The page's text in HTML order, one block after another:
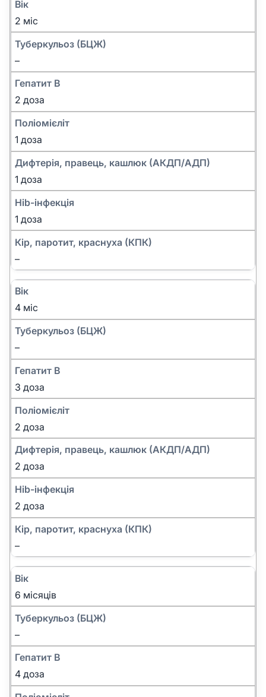
Вік
2 міс
Туберкульоз (БЦЖ)
–
Гепатит B
2 доза
Поліомієліт
1 доза
Дифтерія, правець, кашлюк (АКДП/АДП)
1 доза
Hib-інфекція
1 доза
Кір, паротит, краснуха (КПК)
–
Вік
4 міс
Туберкульоз (БЦЖ)
–
Гепатит B
3 доза
Поліомієліт
2 доза
Дифтерія, правець, кашлюк (АКДП/АДП)
2 доза
Hib-інфекція
2 доза
Кір, паротит, краснуха (КПК)
–
Вік
6 місяців
Туберкульоз (БЦЖ)
–
Гепатит B
4 доза